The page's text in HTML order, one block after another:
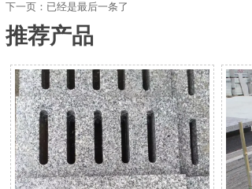
下一页：已经是最后一条了
推荐产品